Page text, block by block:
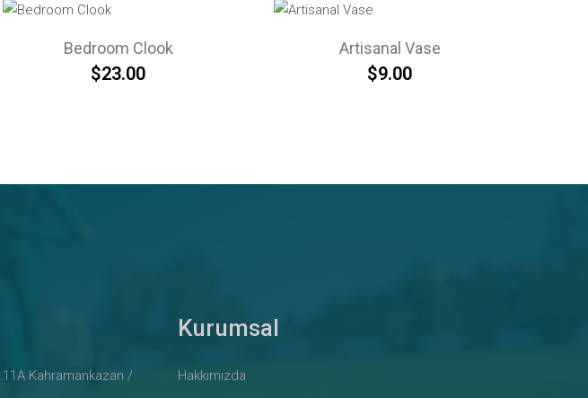
Bedroom Clook
$23.00
Artisanal Vase
$9.00
Kahramankazan /
Kurumsal
Hakkımızda